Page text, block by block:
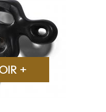
+